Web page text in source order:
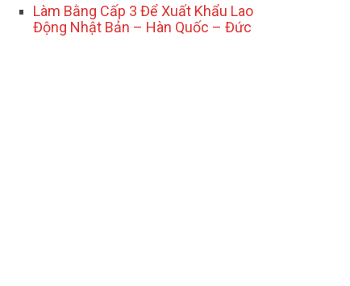
Làm Bằng Cấp 3 Để Xuất Khẩu Lao
Động Nhật Bản – Hàn Quốc – Đức